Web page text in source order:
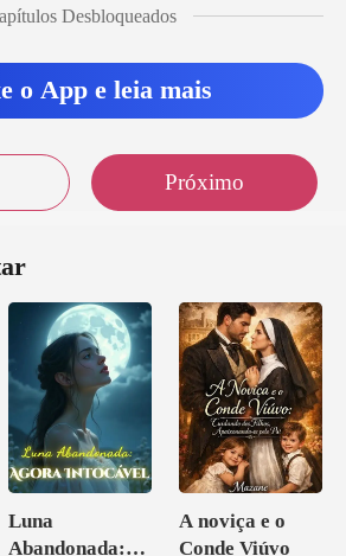
Desbloqueados
o App e leia mais
Próximo
Luna
Abandonada:
A noviça e o
Conde Viúvo